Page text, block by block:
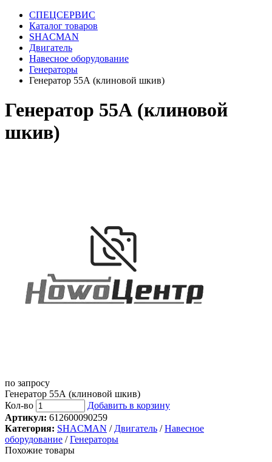
СПЕЦСЕРВИС
Каталог товаров
SHACMAN
Двигатель
Навесное оборудование
Генераторы
Генератор 55А (клиновой шкив)
Генератор 55А (клиновой
шкив)
по запросу
Генератор 55А (клиновой шкив)
Кол-во
Добавить в корзину
Артикул: 612600090259
Категория: SHACMAN / Двигатель /Навесное
оборудование /Генераторы
Похожие товары